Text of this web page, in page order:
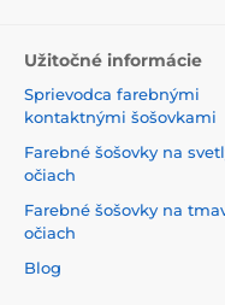
Užitočné informácie
Sprievodca farebnými
kontaktnými šošovkami
Farebné šošovky na
očiach
Farebné šošovky na
očiach
Blog